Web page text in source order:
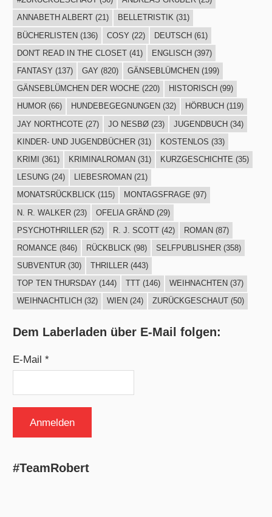
ANNABETH ALBERT(21) BELLETRISTIK(31)
BÜCHERLISTEN(136) COSY (22) DEUTSCH(61)
DON'T READ IN THE CLOSET(41) ENGLISCH (397)
FANTASY (137) GAY (820) GÄNSEBLÜMCHEN (199)
GÄNSEBLÜMCHEN DER WOCHE (220) HISTORISCH (99)
HUMOR(66) HUNDEBEGEGNUNGEN (32) HÖRBUCH (119)
JAY NORTHCOTE (27) JO NESBØ(23) JUGENDBUCH(34)
KINDER- UND JUGENDBÜCHER(31) KOSTENLOS (33)
KRIMI
(361) KRIMINALROMAN (31) KURZGESCHICHTE (35)
LESUNG(24) LIEBESROMAN (21)
MONATSRÜCKBLICK(115) MONTAGSFRAGE (97)
N. R. WALKER(23) OFELIA GRÄND(29)
PSYCHOTHRILLER(52) R. J. SCOTT(42) ROMAN(87)
ROMANCE (846) RÜCKBLICK (98) SELFPUBLISHER(358)
SUBVENTUR(30) THRILLER(443)
TOP TEN THURSDAY (144) TTT(146) WEIHNACHTEN (37)
WEIHNACHTLICH (32) WIEN (24) ZURÜCKGESCHAUT(50)
Dem Laberladen über E-Mail folgen:
E-Mail *
#TeamRobert